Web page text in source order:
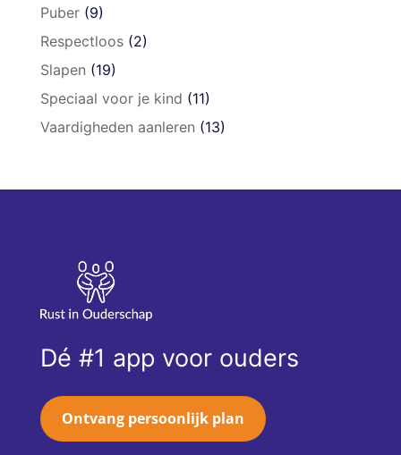
Puber(9)
Respectloos(2)
Slapen (19)
Speciaal voor je kind (11)
Vaardigheden aanleren (13)
Dé #1 app voor ouders
Ontvang persoonlijk plan